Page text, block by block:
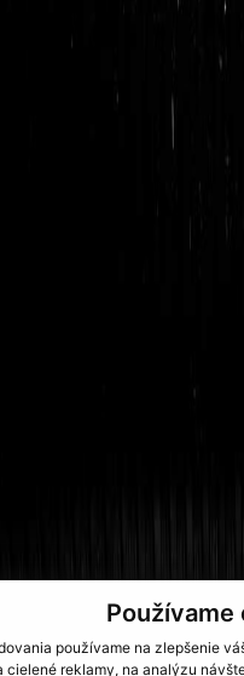
Používame
používame na zlepšenie
cielené reklamy, na analýzu